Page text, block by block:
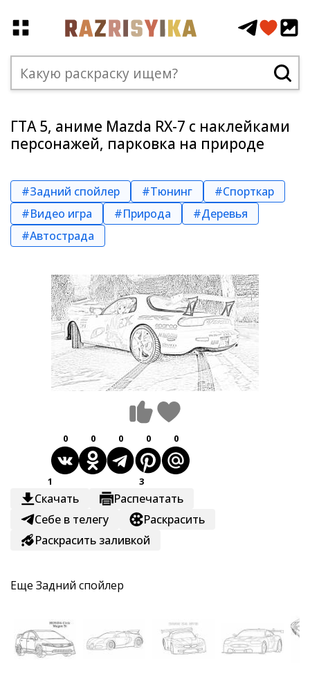
ГТА 5, аниме Mazda RX-7 с наклейками
персонажей, парковка на природе
#Задний спойлер #Тюнинг
#Спорткар
#Видео игра
#Природа
#Деревья
#Автострада
0 0 0 0 0
1
Скачать
3
Распечатать
Себе в телегу
Раскрасить
Раскрасить заливкой
Еще Задний спойлер